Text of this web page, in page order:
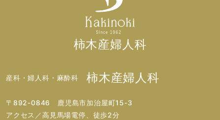
柿木産婦人科
産科・婦人科・麻酔科 柿木産婦人科
〒892-0846 鹿児島市加治屋町15-3
アクセス／高見馬場電停、徒歩2分